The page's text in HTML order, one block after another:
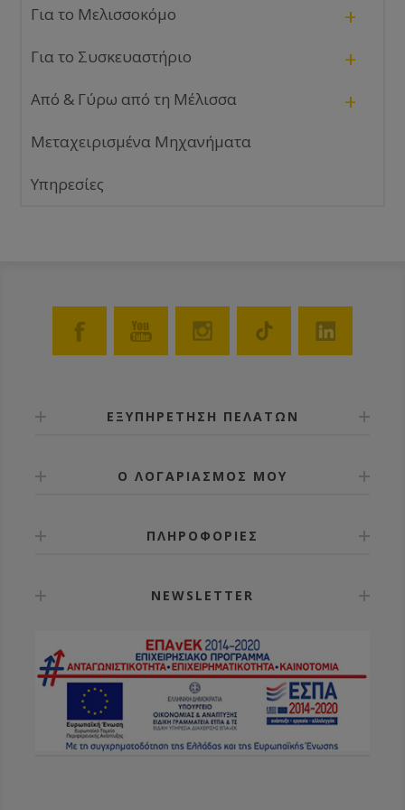
Για το Μελισσοκόμο +
Για το Συσκευαστήριο +
Από & Γύρω από τη Μέλισσα +
Μεταχειρισμένα Μηχανήματα
Υπηρεσίες
ΕΞΥΠΗΡΕΤΗΣΗ ΠΕΛΑΤΩΝ
Ο ΛΟΓΑΡΙΑΣΜΟΣ ΜΟΥ
ΠΛΗΡΟΦΟΡΙΕΣ
NEWSLETTER